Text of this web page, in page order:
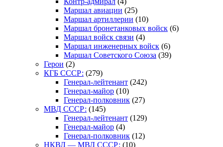
Маршал авиации (25)
Маршал артиллерии (10)
Маршал бронетанковых войск (6)
Маршал войск связи (4)
Маршал инженерных войск (6)
Маршал Советского Союза (39)
Герои (2)
КГБ СССР: (279)
Генерал-лейтенант (242)
Генерал-майор (10)
Генерал-полковник (27)
МВД СССР: (145)
Генерал-лейтенант (129)
Генерал-майор (4)
Генерал-полковник (12)
НКВД — МВД СССР: (10)